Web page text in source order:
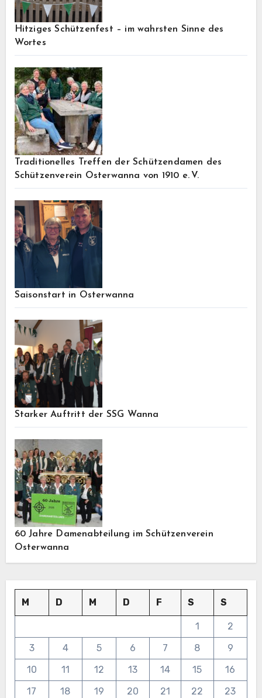
Hitziges Schützenfest – im wahrsten Sinne des
Wortes
Traditionelles Treffen der Schützendamen des
Schützenverein Osterwanna von 1910 e. V.
Saisonstart in Osterwanna
Starker Auftritt der SSG Wanna
60 Jahre Damenabteilung im Schützenverein
Osterwanna
M D M D F S S
1
2
3
4 5 6 7 8
9
10
11 12 13 14 15
16
17
18 19 20 21 22
23